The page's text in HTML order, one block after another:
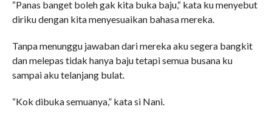
“Panas banget boleh gak kita buka baju,“ kata ku menyebut
diriku dengan kita menyesuaikan bahasa mereka.
Tanpa menunggu jawaban dari mereka aku segera bangkit
dan melepas tidak hanya baju tetapi semua busana ku
sampai aku telanjang bulat.
“Kok dibuka semuanya,” kata si Nani.